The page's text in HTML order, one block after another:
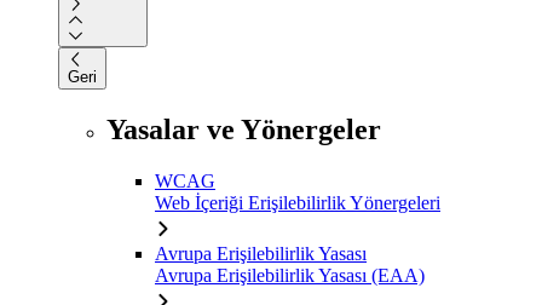
Geri
Yasalar ve Yönergeler
WCAG
Web İçeriği Erişilebilirlik Yönergeleri
Avrupa Erişilebilirlik Yasası
Avrupa Erişilebilirlik Yasası (EAA)